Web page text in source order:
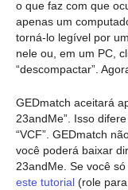
o que faz com que
apenas um
torná-lo legível por
nele ou, em um PC,
“descompactar”.
GEDmatch aceitará
23andMe”. Isso
“VCF”. GEDmatch
você poderá baixar
23andMe. Se você
este tutorial (role